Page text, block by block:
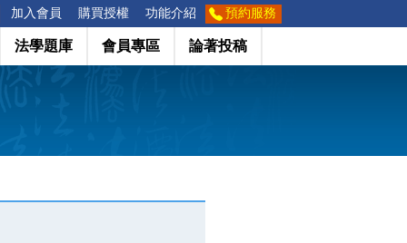
加入會員 購買授權 功能介紹 預約服務
法學題庫 會員專區 論著投稿